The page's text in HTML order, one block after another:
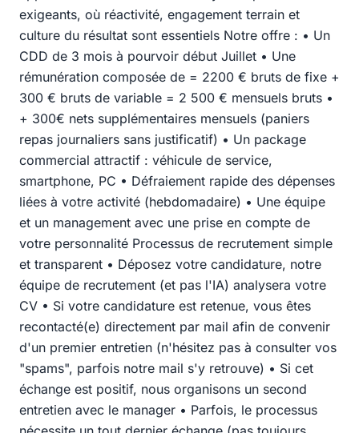
exigeants, où réactivité, engagement terrain et
culture du résultat sont essentiels Notre offre : • Un
CDD de 3 mois à pourvoir début Juillet • Une
rémunération composée de = 2200 € bruts de fixe +
300 € bruts de variable = 2 500 € mensuels bruts •
+ 300€ nets supplémentaires mensuels (paniers
repas journaliers sans justificatif) • Un package
commercial attractif : véhicule de service,
smartphone, PC • Défraiement rapide des dépenses
liées à votre activité (hebdomadaire) • Une équipe
et un management avec une prise en compte de
votre personnalité Processus de recrutement simple
et transparent • Déposez votre candidature, notre
équipe de recrutement (et pas l'IA) analysera votre
CV • Si votre candidature est retenue, vous êtes
recontacté(e) directement par mail afin de convenir
d'un premier entretien (n'hésitez pas à consulter vos
"spams", parfois notre mail s'y retrouve) • Si cet
échange est positif, nous organisons un second
entretien avec le manager • Parfois, le processus